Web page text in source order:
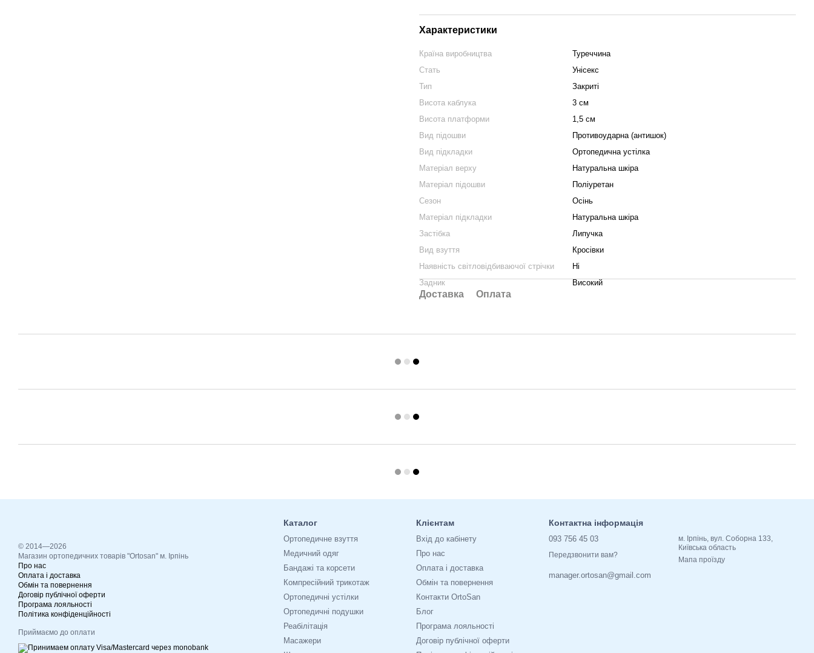
Характеристики
Країна виробництва
Туреччина
Стать
Унісекс
Тип
Закриті
Висота каблука
3 см
Висота платформи
1,5 см
Вид підошви
Противоударна (антишок)
Вид підкладки
Ортопедична устілка
Матеріал верху
Натуральна шкіра
Матеріал підошви
Поліуретан
Сезон
Осінь
Матеріал підкладки
Натуральна шкіра
Застібка
Липучка
Вид взуття
Кросівки
Наявність світловідбиваючої стрічки
Ні
Задник
Високий
Доставка Оплата
© 2014—2026
Магазин ортопедичних товарів "Ortosan" м. Ірпінь
Про нас
Оплата і доставка
Обмін та повернення
Договір публічної оферти
Програма лояльності
Політика конфіденційності
Приймаємо до оплати
Каталог
Ортопедичне взуття
Медичний одяг
Бандажі та корсети
Компресійний трикотаж
Ортопедичні устілки
Ортопедичні подушки
Реабілітація
Масажери
Клієнтам
Вхід до кабінету
Про нас
Оплата і доставка
Обмін та повернення
Контакти OrtoSan
Блог
Програма лояльності
Договір публічної оферти
Контактна інформація
093 756 45 03
Передзвонити вам?
manager.ortosan@gmail.com
м. Ірпінь, вул. Соборна 133,
Київська область
Мапа проїзду